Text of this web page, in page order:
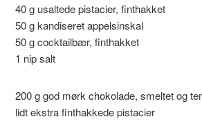
40 g usaltede pistacier, finthakket
50 g kandiseret appelsinskal
50 g cocktailbær, finthakket
1 nip salt
200 g god mørk chokolade, smeltet og
lidt ekstra finthakkede pistacier